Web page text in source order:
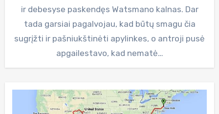
ir debesyse paskendęs Watsmano kalnas. Dar
tada garsiai pagalvojau, kad būtų smagu čia
sugrįžti ir pašniukštinėti apylinkes, o antroji pusė
apgailestavo, kad nematė…